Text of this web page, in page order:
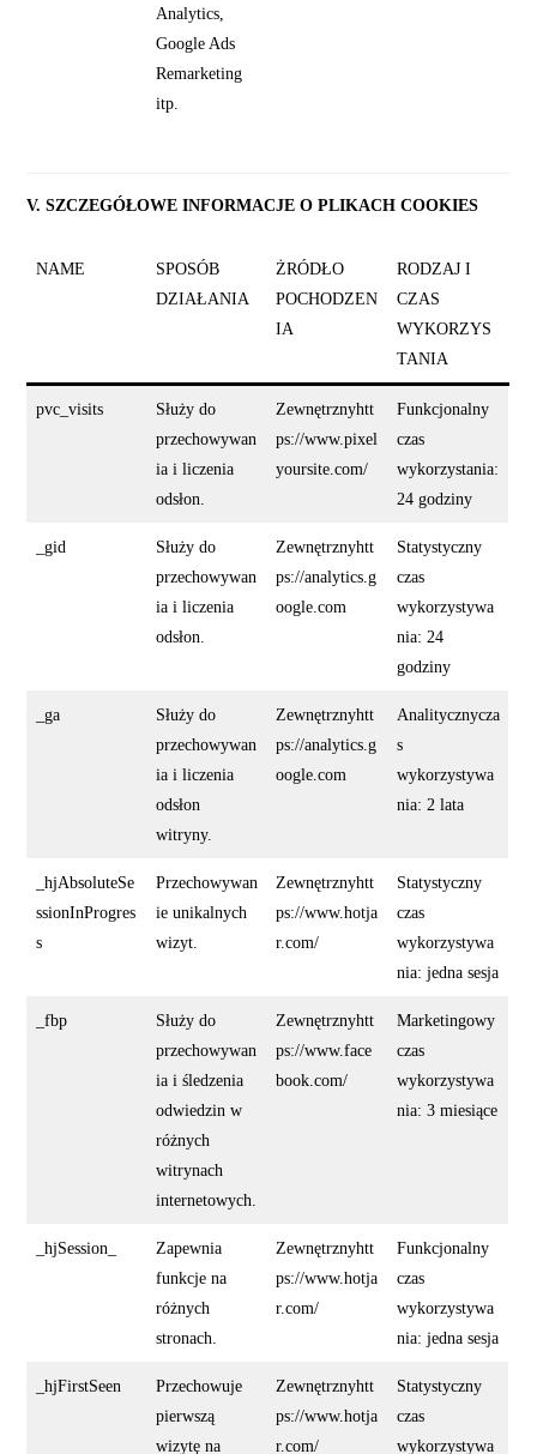
Analytics,
Google Ads
Remarketing
itp.
V. SZCZEGÓŁOWE INFORMACJE O PLIKACH COOKIES
NAME
SPOSÓB
DZIAŁANIA
ŻRÓDŁO
POCHODZEN
IA
RODZAJ I
CZAS
WYKORZYS
TANIA
pvc_visits
Służy do
przechowywan
ia i liczenia
odsłon.
Zewnętrznyhtt
ps://www.pixel
yoursite.com/
Funkcjonalny
czas
wykorzystania:
24 godziny
_gid
Służy do
przechowywan
ia i liczenia
odsłon.
Zewnętrznyhtt
ps://analytics.g
oogle.com
Statystyczny
czas
wykorzystywa
nia: 24
godziny
_ga
Służy do
przechowywan
ia i liczenia
odsłon
witryny.
Zewnętrznyhtt
ps://analytics.g
oogle.com
Analitycznycza
s
wykorzystywa
nia: 2 lata
_hjAbsoluteSe
ssionInProgres
s
Przechowywan
ie unikalnych
wizyt.
Zewnętrznyhtt
ps://www.hotja
r.com/
Statystyczny
czas
wykorzystywa
nia: jedna sesja
_fbp
Służy do
przechowywan
ia i śledzenia
odwiedzin w
różnych
witrynach
internetowych.
Zewnętrznyhtt
ps://www.face
book.com/
Marketingowy
czas
wykorzystywa
nia: 3 miesiące
_hjSession_
Zapewnia
funkcje na
różnych
stronach.
Zewnętrznyhtt
ps://www.hotja
r.com/
Funkcjonalny
czas
wykorzystywa
nia: jedna sesja
_hjFirstSeen
Przechowuje
pierwszą
wizytę na
Zewnętrznyhtt
ps://www.hotja
r.com/
Statystyczny
czas
wykorzystywa